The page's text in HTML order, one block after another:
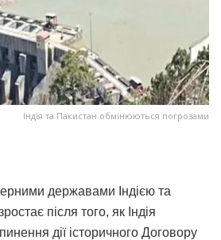
Індія та Пакистан обмінюються погрозами
державами Індією та
після того, як Індія
дії історичного Договору